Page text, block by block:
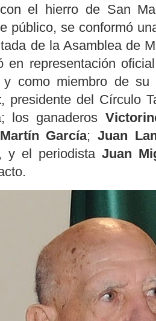
el hierro de San
público, se conformó
de la Asamblea de
en representación
y como miembro de
, presidente del Círculo
los ganaderos
García;Juan
y el periodista Juan